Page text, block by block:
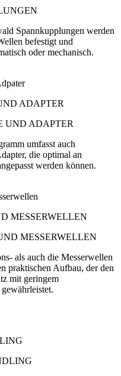
Spannkupplungen werden
befestigt und
oder mechanisch.
ADAPTER
umfasst auch
die optimal an
werden können.
MESSERWELLEN
als auch die Messerwellen
praktischen Aufbau, der den
mit geringem